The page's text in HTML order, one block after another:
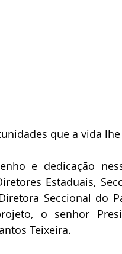
que a vida
e dedicação
Estaduais,
Seccional do
o senhor
Teixeira.